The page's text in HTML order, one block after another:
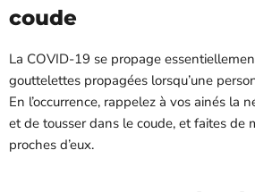
coude
La COVID-19 se propage
gouttelettes propagées lorsqu’une
En l’occurrence, rappelez à vos ainés la
et de tousser dans le coude, et faites de
proches d’eux.